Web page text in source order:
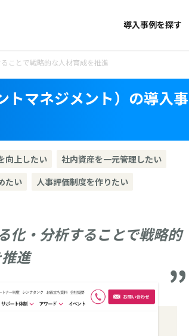
導入事例を探す
ことで戦略的な人材育成を推進
トマネジメント）の導入事
向上したい
社内資産を一元管理したい
たい 人事評価制度を作りたい
化・分析することで戦略的
進